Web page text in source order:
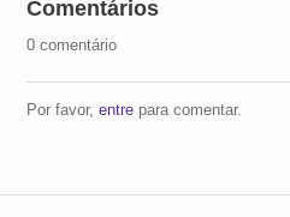
Comentários
0 comentário
Por favor,entre para comentar.